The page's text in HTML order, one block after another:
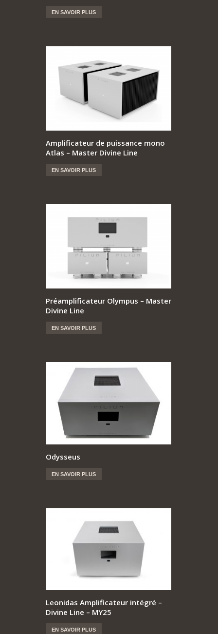
EN SAVOIR PLUS
Amplificateur de puissance mono
Atlas – Master Divine Line
EN SAVOIR PLUS
Préamplificateur Olympus – Master
Divine Line
EN SAVOIR PLUS
Odysseus
EN SAVOIR PLUS
Leonidas Amplificateur intégré –
Divine Line – MY25
EN SAVOIR PLUS